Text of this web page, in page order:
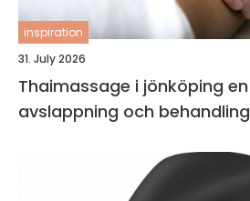
inspiration
31. July 2026
Thaimassage i jönköping en guide till
avslappning och behandling